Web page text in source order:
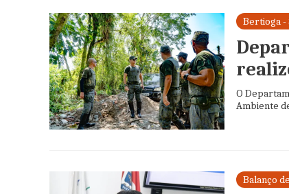
Bertioga -
O
Ambiente
Balanço